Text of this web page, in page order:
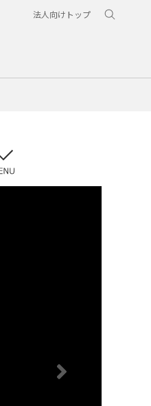
法人向けトップ